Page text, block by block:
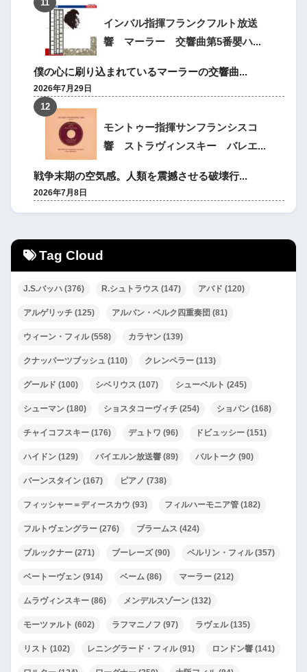
インバル指揮フランクフルト放送
響 マーラー 交響曲第5番嬰ハ...
僕の心に刷り込まれているマーラーの交響曲...
2026年7月29日
モントゥー指揮サンフランシスコ
響 ストラヴィンスキー バレエ...
戦争末期の空気感。人類を震撼させる破壊行...
2026年7月8日
Tag Cloud
J.S.バッハ (376) R.シュトラウス (147) アバド (120)
アルゲリッチ (125) アルバン・ベルク四重奏団 (81)
ウィーン・フィル(558) カラヤン (139)
クナッパーツブッシュ (110) クレンペラー (113)
グールド (100) シベリウス (107) シューベルト (245)
シューマン (180) ショスタコーヴィチ (254) ショパン (168)
チャイコフスキー (176) デュトワ (96) ドビュッシー (151)
ハイドン (129) バイエルン放送響 (89) バルトーク (90)
バーンスタイン (167) ピアノ (738)
フィッシャー＝ディースカウ (93) フィルハーモニア管 (182)
フルトヴェングラー (276) ブラームス (424)
ブルックナー (271) ブーレーズ(90) ベルリン・フィル(357)
ベートーヴェン (914) ベーム (86) マーラー (212)
ムラヴィンスキー (86) メンデルスゾーン (132)
モーツァルト (602) ラフマニノフ (97) ラヴェル(135)
リスト (102) レニングラード・フィル(91) ロンドン響 (141)